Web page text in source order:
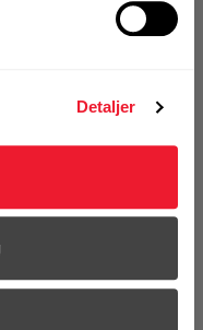
Detaljer
Handleliste
HUS
+ 27 andre